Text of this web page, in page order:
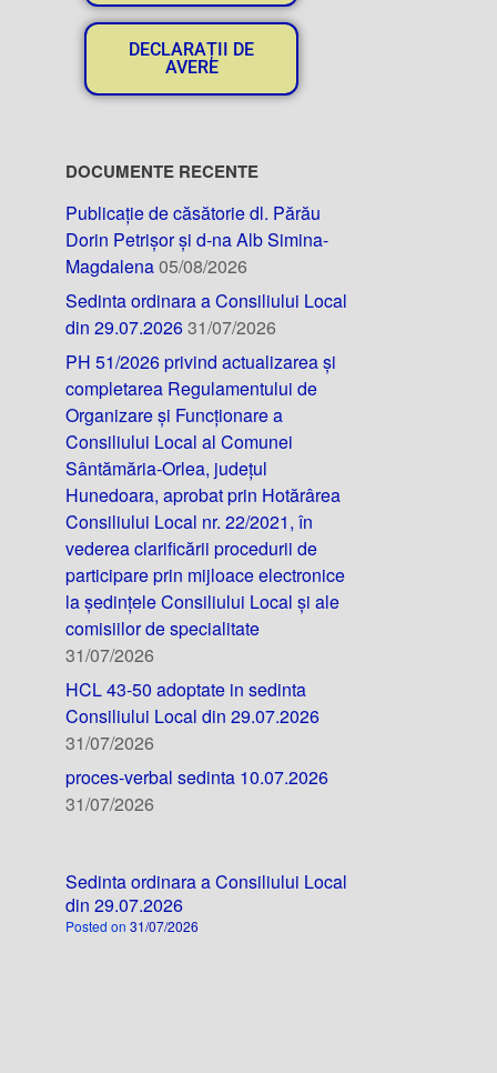
DECLARAȚII DE
AVERE
DOCUMENTE RECENTE
Publicație de căsătorie dl. Părău
Dorin Petrișor și d-na Alb Simina-
Magdalena05/08/2026
Sedinta ordinara a Consiliului Local
din 29.07.202631/07/2026
PH 51/2026 privind actualizarea și
completarea Regulamentului de
Organizare și Funcționare a
Consiliului Local al Comunei
Sântămăria-Orlea, județul
Hunedoara, aprobat prin Hotărârea
Consiliului Local nr. 22/2021, în
vederea clarificării procedurii de
participare prin mijloace electronice
la ședințele Consiliului Local și ale
comisiilor de specialitate
31/07/2026
HCL 43-50 adoptate in sedinta
Consiliului Local din 29.07.2026
31/07/2026
proces-verbal sedinta 10.07.2026
31/07/2026
Sedinta ordinara a Consiliului Local
din 29.07.2026
Posted on31/07/2026